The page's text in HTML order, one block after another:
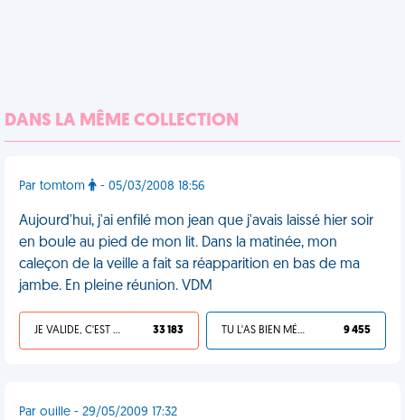
DANS LA MÊME COLLECTION
Par tomtom - 05/03/2008 18:56
Aujourd'hui, j'ai enfilé mon jean que j'avais laissé hier soir
en boule au pied de mon lit. Dans la matinée, mon
caleçon de la veille a fait sa réapparition en bas de ma
jambe. En pleine réunion. VDM
JE VALIDE, C'EST UNE VDM 33 183 TU L'AS BIEN MÉRITÉ 9 455
Par ouille - 29/05/2009 17:32